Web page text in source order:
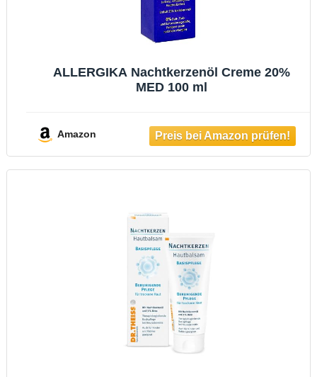
ALLERGIKA Nachtkerzenöl Creme 20%
MED 100 ml
Amazon